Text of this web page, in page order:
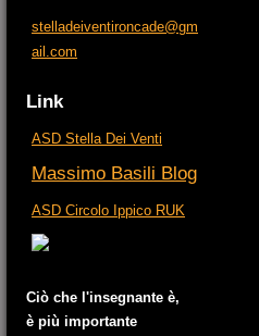
stelladeiventironcade@gm
ail.com
Link
ASD Stella Dei Venti
Massimo Basili Blog
ASD Circolo Ippico RUK
Ciò che l'insegnante è,
è più importante